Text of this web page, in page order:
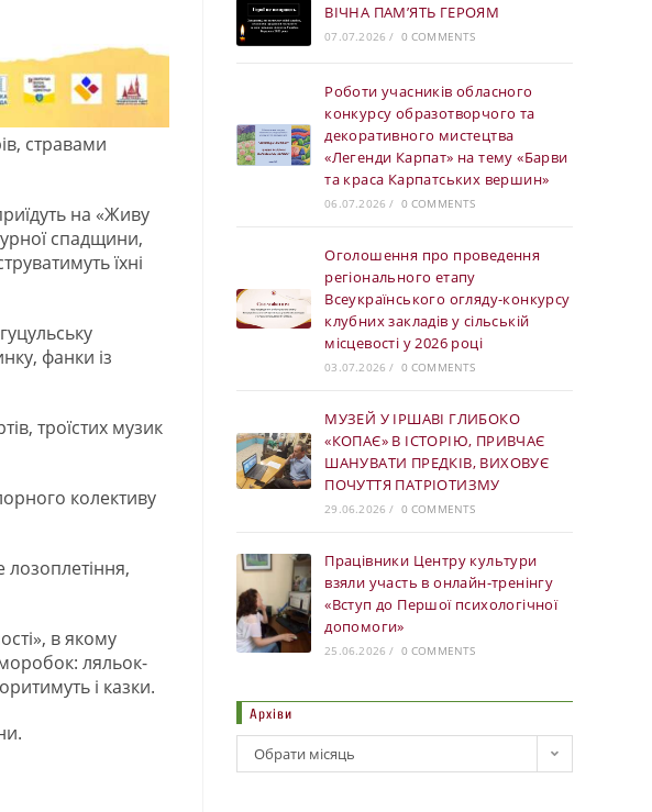
стравами
на «Живу
спадщини,
їхні
фанки із
троїстих музик
колективу
лозоплетіння,
в якому
ляльок-
і казки.
ВІЧНА ПАМ’ЯТЬ ГЕРОЯМ
07.07.2026 / 0 COMMENTS
Роботи учасників обласного
конкурсу образотворчого та
декоративного мистецтва
«Легенди Карпат» на тему «Барви
та краса Карпатських вершин»
06.07.2026 / 0 COMMENTS
Оголошення про проведення
регіонального етапу
Всеукраїнського огляду-конкурсу
клубних закладів у сільській
місцевості у 2026 році
03.07.2026 / 0 COMMENTS
МУЗЕЙ У ІРШАВІ ГЛИБОКО
«КОПАЄ» В ІСТОРІЮ, ПРИВЧАЄ
ШАНУВАТИ ПРЕДКІВ, ВИХОВУЄ
ПОЧУТТЯ ПАТРІОТИЗМУ
29.06.2026 / 0 COMMENTS
Працівники Центру культури
взяли участь в онлайн-тренінгу
«Вступ до Першої психологічної
допомоги»
25.06.2026 / 0 COMMENTS
Архіви
Обрати місяць